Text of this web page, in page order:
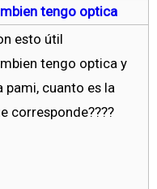
tengo optica
esto útil
tengo optica y
pami, cuanto es la
corresponde????